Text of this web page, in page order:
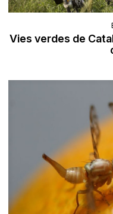
Vies verdes de